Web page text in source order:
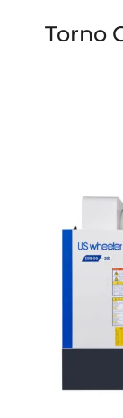
Torno